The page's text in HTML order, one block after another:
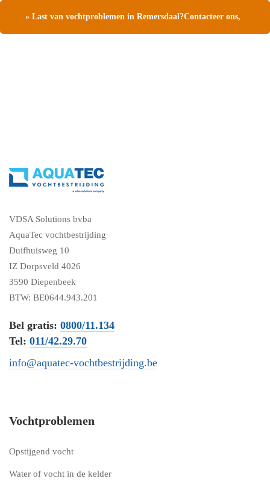
» Last van vochtproblemen in Remersdaal?Contacteer ons,
VDSA Solutions bvba
AquaTec vochtbestrijding
Duifhuisweg 10
IZ Dorpsveld 4026
3590 Diepenbeek
BTW: BE0644.943.201
Bel gratis: 0800/11.134
Tel: 011/42.29.70
info@aquatec-vochtbestrijding.be
Vochtproblemen
Opstijgend vocht
Water of vocht in de kelder